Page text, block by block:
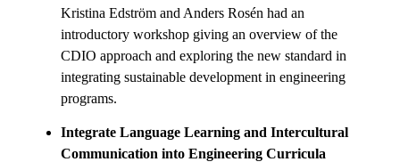
Kristina Edström and Anders Rosén had an
introductory workshop giving an overview of the
CDIO approach and exploring the new standard in
integrating sustainable development in engineering
programs.
Integrate Language Learning and Intercultural
Communication into Engineering Curricula